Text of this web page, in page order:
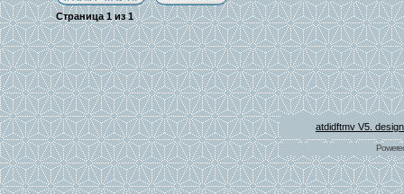
Страница1из1
atdidftmv V5.